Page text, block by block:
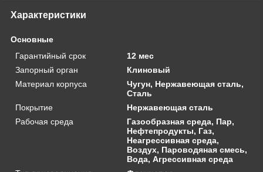
Характеристики
Основные
Гарантийный срок
12 мес
Запорный орган
Клиновый
Материал корпуса
Чугун, Нержавеющая сталь,
Сталь
Покрытие
Нержавеющая сталь
Рабочая среда
Газообразная среда, Пар,
Нефтепродукты, Газ,
Неагрессивная среда,
Воздух, Пароводяная смесь,
Вода, Агрессивная среда